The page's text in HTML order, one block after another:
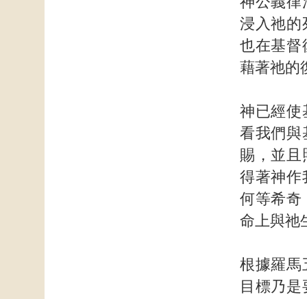
浸入祂的
也在基督
藉著祂的
神已經使
看我們與
賜，並且
得著神作
何等希奇
命上與祂
根據羅馬
目標乃